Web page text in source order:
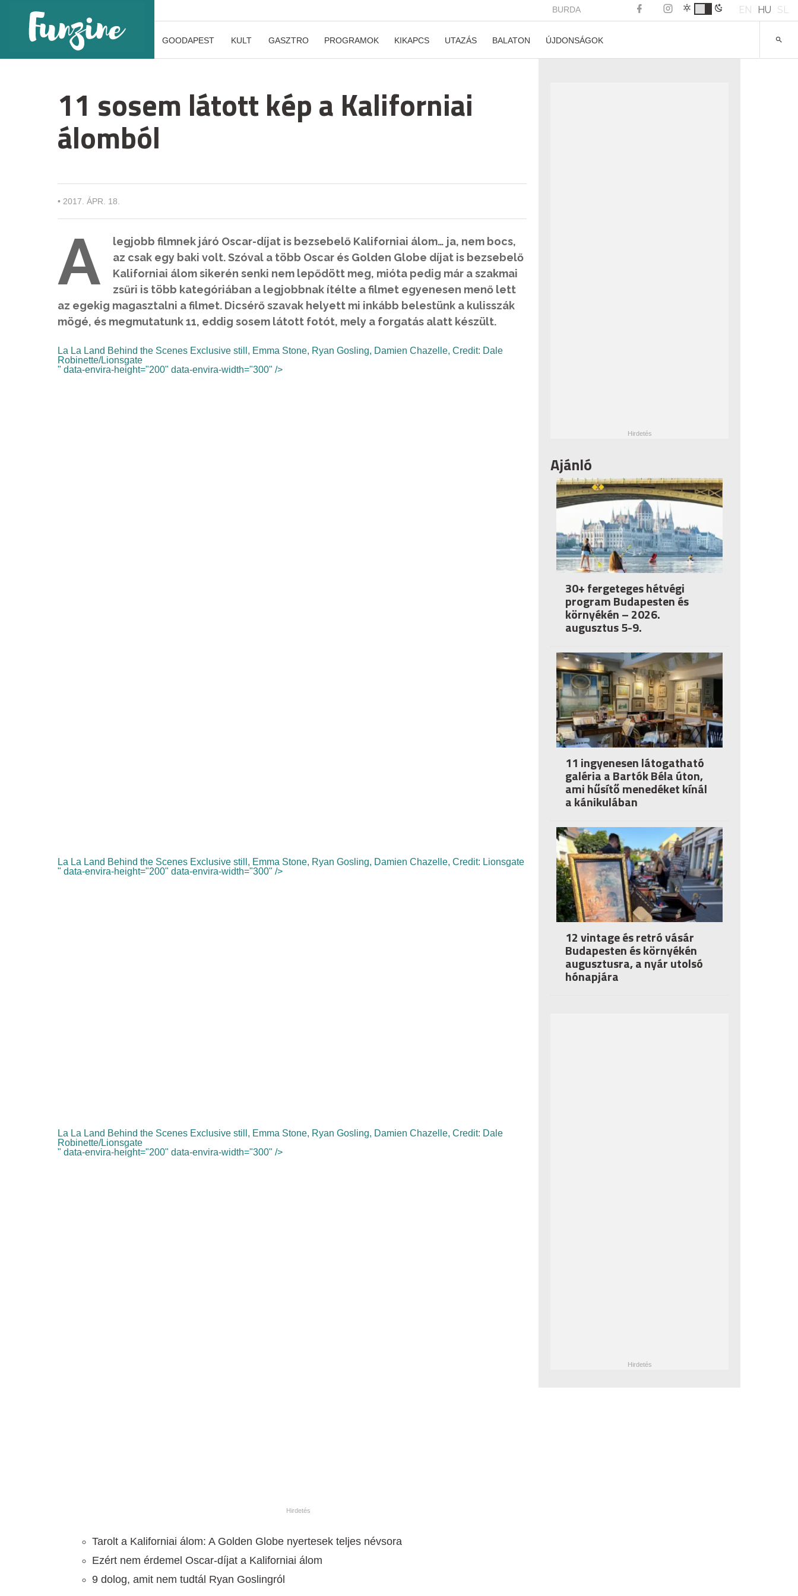
BURDA EN HU SL
GOODAPEST KULT GASZTRO PROGRAMOK KIKAPCS UTAZÁS BALATON ÚJDONSÁGOK
11 sosem látott kép a Kaliforniai
álomból
• 2017. ÁPR. 18.
A
legjobb filmnek járó Oscar-díjat is bezsebelő Kaliforniai álom… ja, nem bocs,
az csak egy baki volt. Szóval a több Oscar és Golden Globe díjat is bezsebelő
Kaliforniai álom sikerén senki nem lepődött meg, mióta pedig már a szakmai
zsűri is több kategóriában a legjobbnak ítélte a filmet egyenesen menő lett
az egekig magasztalni a filmet. Dicsérő szavak helyett mi inkább belestünk a kulisszák
mögé, és megmutatunk 11, eddig sosem látott fotót, mely a forgatás alatt készült.
La La Land Behind the Scenes Exclusive still, Emma Stone, Ryan Gosling, Damien Chazelle, Credit: Dale
Robinette/Lionsgate
" data-envira-height="200" data-envira-width="300" />
La La Land Behind the Scenes Exclusive still, Emma Stone, Ryan Gosling, Damien Chazelle, Credit: Lionsgate
" data-envira-height="200" data-envira-width="300" />
La La Land Behind the Scenes Exclusive still, Emma Stone, Ryan Gosling, Damien Chazelle, Credit: Dale
Robinette/Lionsgate
" data-envira-height="200" data-envira-width="300" />
Tarolt a Kaliforniai álom: A Golden Globe nyertesek teljes névsora
Ezért nem érdemel Oscar-díjat a Kaliforniai álom
9 dolog, amit nem tudtál Ryan Goslingról
Ajánló
30+ fergeteges hétvégi
program Budapesten és
környékén – 2026.
augusztus 5-9.
11 ingyenesen látogatható
galéria a Bartók Béla úton,
ami hűsítő menedéket kínál
a kánikulában
12 vintage és retró vásár
Budapesten és környékén
augusztusra, a nyár utolsó
hónapjára